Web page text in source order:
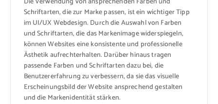
Schriftarten, die zur Marke passen, ist ein wichtiger Tipp
im UI/UX Webdesign. Durch die Auswahl von Farben
und Schriftarten, die das Markenimage widerspiegeln,
können Websites eine konsistente und professionelle
Ästhetik aufrechterhalten. Darüber hinaus tragen
passende Farben und Schriftarten dazu bei, die
Benutzererfahrung zu verbessern, da sie das visuelle
Erscheinungsbild der Website ansprechend gestalten
und die Markenidentität stärken.